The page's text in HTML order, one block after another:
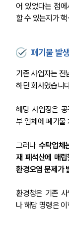
어 있었다는 점
할 수 있는지가
폐기물 발
기존 사업자는 전
하던 회사였습니
해당 사업장은
부 업체에 폐기물
그러나 수탁업체
재 폐석산에 매
환경오염 문제가
환경청은 기존
나 해당 명령은